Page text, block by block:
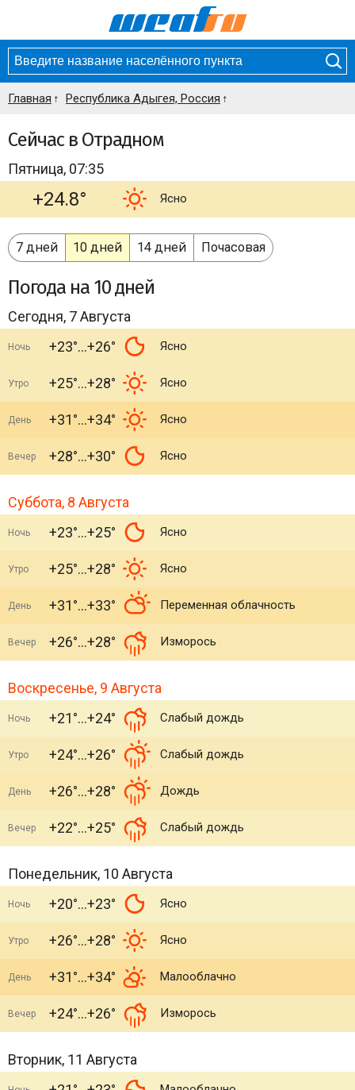
Главная Республика Адыгея, Россия
Сейчас в Отрадном
Пятница, 07:35
+24.8° Ясно
7 дней 10 дней 14 дней Почасовая
Погода на 10 дней
Сегодня, 7 Августа
Ночь +23° +26° Ясно
Утро +25° +28° Ясно
День +31° +34° Ясно
Вечер +28° +30° Ясно
Суббота, 8 Августа
Ночь +23° +25° Ясно
Утро +25° +28° Ясно
День +31° +33° Переменная облачность
Вечер +26° +28° Изморось
Воскресенье, 9 Августа
Ночь +21° +24° Слабый дождь
Утро +24° +26° Слабый дождь
День +26° +28° Дождь
Вечер +22° +25° Слабый дождь
Понедельник, 10 Августа
Ночь +20° +23° Ясно
Утро +26° +28° Ясно
День +31° +34° Малооблачно
Вечер +24° +26° Изморось
Вторник, 11 Августа